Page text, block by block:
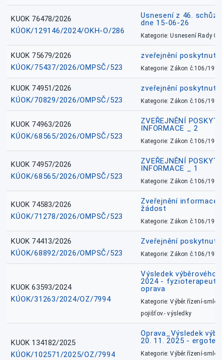
KUOK 76478/2026
KÚOK/129146/2024/OKH-O/286
Usnesení z 46.
dne 15-06-26
Kategorie: Usnesení Rady
KUOK 75679/2026
KÚOK/75437/2026/OMPSČ/523
zveřejnění
Kategorie: Zákon č.106/1999
KUOK 74951/2026
KÚOK/70829/2026/OMPSČ/523
zveřejnění
Kategorie: Zákon č.106/1999
KUOK 74963/2026
KÚOK/68565/2026/OMPSČ/523
ZVEŘEJNĚNÍ
INFORMACE _ 2
Kategorie: Zákon č.106/1999
KUOK 74957/2026
KÚOK/68565/2026/OMPSČ/523
ZVEŘEJNĚNÍ
INFORMACE _ 1
Kategorie: Zákon č.106/1999
KUOK 74583/2026
KÚOK/71278/2026/OMPSČ/523
Zveřejnění informace
žádost
Kategorie: Zákon č.106/1999
KUOK 74413/2026
KÚOK/68892/2026/OMPSČ/523
Zveřejnění
Kategorie: Zákon č.106/1999
KUOK 63593/2024
KÚOK/31263/2024/OZ/7994
Výsledek výběrového
2024 - fyzioterapeut,
oprava
Kategorie: Výběr.řízení-
pojišťov.- výsledky
KUOK 134182/2025
KÚOK/102571/2025/OZ/7994
Oprava_Výsledek
20. 11. 2025 -
Kategorie: Výběr.řízení-